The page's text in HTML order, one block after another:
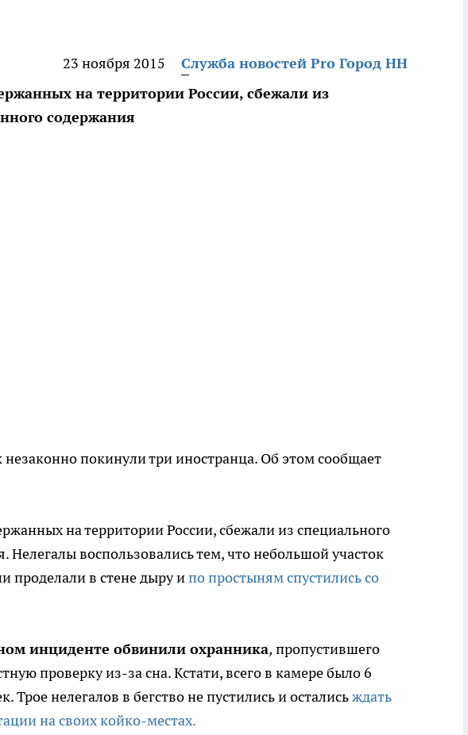
23 ноября 2015
Служба новостей Pro Город НН
на территории России, сбежали из
содержания
покинули три иностранца. Об этом сообщает
на территории России, сбежали из специального
воспользовались тем, что небольшой участок
проделали в стене дыру ипо простыням спустились со
инциденте обвинили охранника, пропустившего
проверку из-за сна. Кстати, всего в камере было 6
Трое нелегалов в бегство не пустились и осталисьждать
на своих койко-местах.